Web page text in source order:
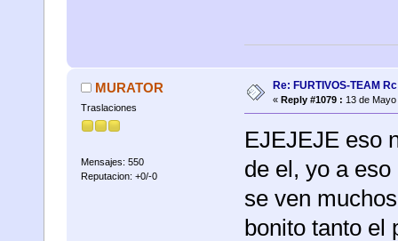
MURATOR
Traslaciones
Mensajes: 550
Reputacion: +0/-0
Re: FURTIVOS-TEAM
« Reply #1079 : 13 de
EJEJEJE eso
de el, yo a
se ven
bonito tanto el